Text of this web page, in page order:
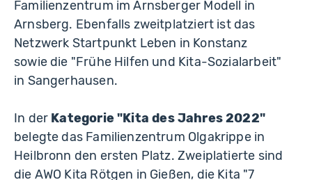
Familienzentrum im Arnsberger Modell in
Arnsberg. Ebenfalls zweitplatziert ist das
Netzwerk Startpunkt Leben in Konstanz
sowie die "Frühe Hilfen und Kita-Sozialarbeit"
in Sangerhausen.
In der Kategorie "Kita des Jahres 2022"
belegte das Familienzentrum Olgakrippe in
Heilbronn den ersten Platz. Zweiplatierte sind
die AWO Kita Rötgen in Gießen, die Kita "7